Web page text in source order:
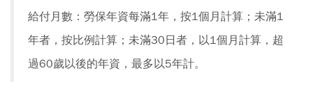
給付月數：勞保年資每滿1年，按1個月計算；未滿1
年者，按比例計算；未滿30日者，以1個月計算，超
過60歲以後的年資，最多以5年計。